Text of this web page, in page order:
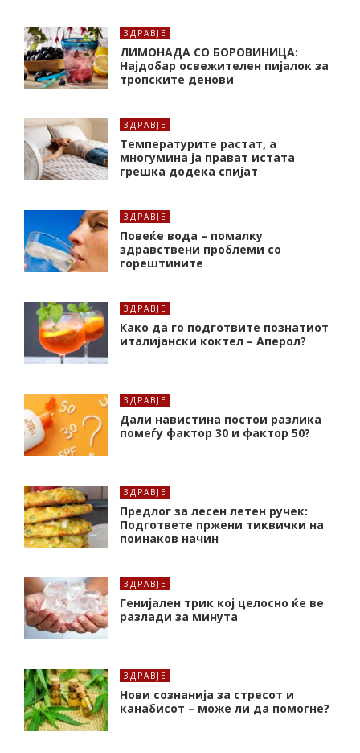
ЗДРАВЈЕ
ЛИМОНАДА СО БОРОВИНИЦА:
Најдобар освежителен пијалок за
тропските денови
ЗДРАВЈЕ
Температурите растат, а
многумина ја прават истата
грешка додека спијат
ЗДРАВЈЕ
Повеќе вода – помалку
здравствени проблеми со
горештините
ЗДРАВЈЕ
Како да го подготвите познатиот
италијански коктел – Аперол?
ЗДРАВЈЕ
Дали навистина постои разлика
помеѓу фактор 30 и фактор 50?
ЗДРАВЈЕ
Предлог за лесен летен ручек:
Подгответе пржени тиквички на
поинаков начин
ЗДРАВЈЕ
Генијален трик кој целосно ќе ве
разлади за минута
ЗДРАВЈЕ
Нови сознанија за стресот и
канабисот – може ли да помогне?